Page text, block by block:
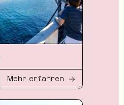
Mehr erfahren